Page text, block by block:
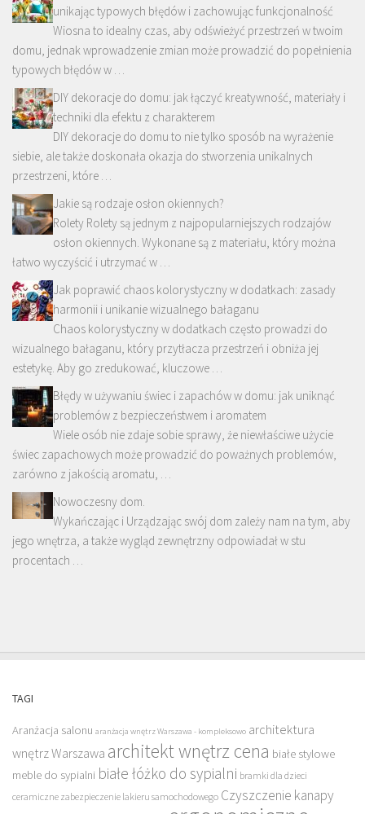
unikając typowych błędów i zachowując funkcjonalność
Wiosna to idealny czas, aby odświeżyć przestrzeń w twoim
domu, jednak wprowadzenie zmian może prowadzić do popełnienia
typowych błędów w …
DIY dekoracje do domu: jak łączyć kreatywność, materiały i
techniki dla efektu z charakterem
DIY dekoracje do domu to nie tylko sposób na wyrażenie
siebie, ale także doskonała okazja do stworzenia unikalnych
przestrzeni, które …
Jakie są rodzaje osłon okiennych?
Rolety Rolety są jednym z najpopularniejszych rodzajów
osłon okiennych. Wykonane są z materiału, który można
łatwo wyczyścić i utrzymać w …
Jak poprawić chaos kolorystyczny w dodatkach: zasady
harmonii i unikanie wizualnego bałaganu
Chaos kolorystyczny w dodatkach często prowadzi do
wizualnego bałaganu, który przytłacza przestrzeń i obniża jej
estetykę. Aby go zredukować, kluczowe …
Błędy w używaniu świec i zapachów w domu: jak uniknąć
problemów z bezpieczeństwem i aromatem
Wiele osób nie zdaje sobie sprawy, że niewłaściwe użycie
świec zapachowych może prowadzić do poważnych problemów,
zarówno z jakością aromatu, …
Nowoczesny dom.
Wykańczając i Urządzając swój dom zależy nam na tym, aby
jego wnętrza, a także wygląd zewnętrzny odpowiadał w stu
procentach …
TAGI
Aranżacja salonu aranżacja wnętrz Warszawa - kompleksowo architektura
wnętrz Warszawa architekt wnętrz cena białe stylowe
meble do sypialni białe łóżko do sypialni bramki dla dzieci
ceramiczne zabezpieczenie lakieru samochodowego Czyszczenie kanapy